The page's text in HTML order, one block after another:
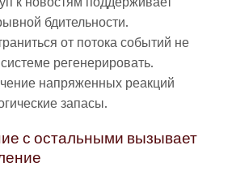
бдительности.
от потока событий не
регенерировать.
напряженных реакций
запасы.
с остальными вызывает